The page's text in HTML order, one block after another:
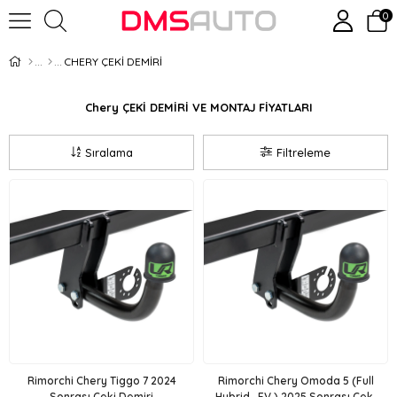
0
CHERY ÇEKİ DEMİRİ
Chery ÇEKİ DEMİRİ VE MONTAJ FİYATLARI
Filtreleme
Sıralama
Rimorchi Chery Tiggo 7 2024
Rimorchi Chery Omoda 5 (Full